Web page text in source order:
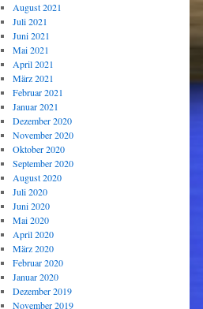
August 2021
Juli 2021
Juni 2021
Mai 2021
April 2021
März 2021
Februar 2021
Januar 2021
Dezember 2020
November 2020
Oktober 2020
September 2020
August 2020
Juli 2020
Juni 2020
Mai 2020
April 2020
März 2020
Februar 2020
Januar 2020
Dezember 2019
November 2019